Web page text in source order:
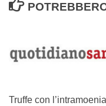
Truffe con l’intramoenia